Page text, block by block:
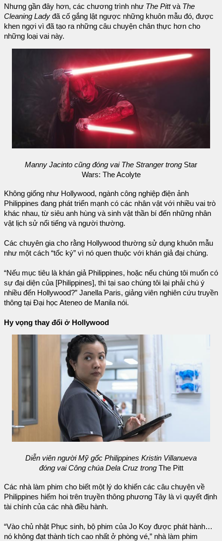
Nhưng gần đây hơn, các chương trình như The Pittvà The
Cleaning Lady đã cố gắng lật ngược những khuôn mẫu đó, được
khen ngợi vì đã tạo ra những câu chuyện chân thực hơn cho
những loại vai này.
Manny Jacinto cũng đóng vai The Stranger trong Star
Wars: The Acolyte
Không giống như Hollywood, ngành công nghiệp điện ảnh
Philippines đang phát triển mạnh có các nhân vật với nhiều vai trò
khác nhau, từ siêu anh hùng và sinh vật thần bí đến những nhân
vật lịch sử nổi tiếng và người thường.
Các chuyên gia cho rằng Hollywood thường sử dụng khuôn mẫu
như một cách “tốc ký” vì nó quen thuộc với khán giả đại chúng.
“Nếu mục tiêu là khán giả Philippines, hoặc nếu chúng tôi muốn có
sự đại diện của [Philippines], thì tại sao chúng tôi lại phải chú ý
nhiều đến Hollywood?” Janella Paris, giảng viên nghiên cứu truyền
thông tại Đại học Ateneo de Manila nói.
Hy vọng thay đổi ở Hollywood
Diễn viên người Mỹ gốc Philippines Kristin Villanueva
đóng vai Công chúa Dela Cruz trong The Pitt
Các nhà làm phim cho biết một lý do khiến các câu chuyện về
Philippines hiếm hoi trên truyền thông phương Tây là vì quyết định
tài chính của các nhà điều hành.
“Vào chủ nhật Phục sinh, bộ phim của Jo Koy được phát hành…
nó không đạt thành tích cao nhất ở phòng vé,” nhà làm phim